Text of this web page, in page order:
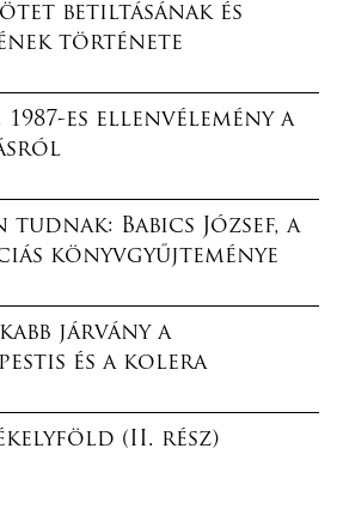
betiltásának és
története
1987-es ellenvélemény a
tudnak: Babics József, a
könyvgyűjteménye
járvány a
és a kolera
(II. rész)